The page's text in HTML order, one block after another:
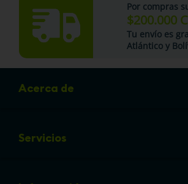
Por compras
$200.000
Tu envío es
Atlántico y
Acerca de
Club de Puntos
Servicios
Veterinaria